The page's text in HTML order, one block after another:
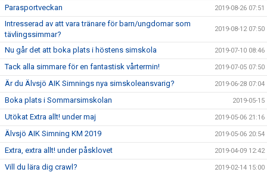
Parasportveckan 2019-08-26 07:51
Intresserad av att vara tränare för barn/ungdomar som
tävlingssimmar?
2019-08-12 07:50
Nu går det att boka plats i höstens simskola 2019-07-10 08:46
Tack alla simmare för en fantastisk vårtermin! 2019-07-05 07:50
Är du Älvsjö AIK Simnings nya simskoleansvarig? 2019-06-28 07:04
Boka plats i Sommarsimskolan 2019-05-15
Utökat Extra allt! under maj 2019-05-06 21:16
Älvsjö AIK Simning KM 2019 2019-05-06 20:54
Extra, extra allt! under påsklovet 2019-04-09 12:42
Vill du lära dig crawl? 2019-02-14 15:00